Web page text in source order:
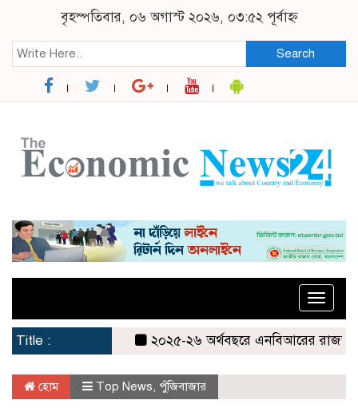
বৃহস্পতিবার, ০৬ অগাস্ট ২০২৬, ০৩:৫২ পূর্বাহ্ন
Search
Toggle
Title :
২০২৫-২৬ অর্থবছরে এনবিআরের রাজস্ব
হোম Top News পুঁজিবাজার